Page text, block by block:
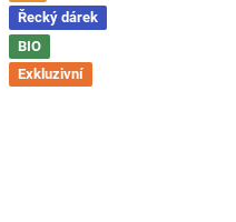
Řecký dárek
BIO
Exkluzivní